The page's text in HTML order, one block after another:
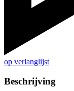
op verlanglijst
Beschrijving